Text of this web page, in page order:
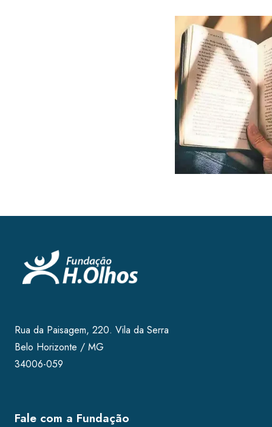
Rua da Paisagem, 220. Vila da Serra
Belo Horizonte / MG
34006-059
Fale com a Fundação